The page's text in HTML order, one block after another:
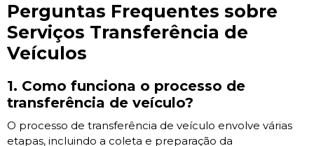
Perguntas Frequentes sobre
Serviços Transferência de
Veículos
1. Como funciona o processo de
transferência de veículo?
O processo de transferência de veículo envolve várias
etapas, incluindo a coleta e preparação da